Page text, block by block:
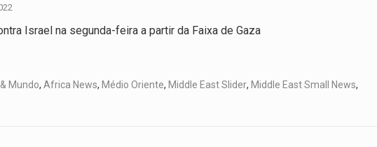
Israel na segunda-feira a partir da Faixa de Gaza
Mundo, Africa News, Médio Oriente, Middle East Slider, Middle East Small News,